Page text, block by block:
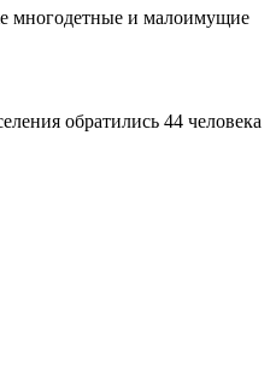
многодетные и малоимущие
обратились 44 человека